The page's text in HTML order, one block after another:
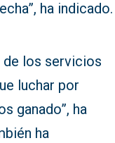
ha indicado.
de los servicios
luchar por
ganado”, ha
ha